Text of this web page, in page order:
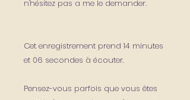
n'hésitez pas a me le demander.
Cet enregistrement prend 14 minutes
et 06 secondes à écouter.
Pensez-vous parfois que vous êtes